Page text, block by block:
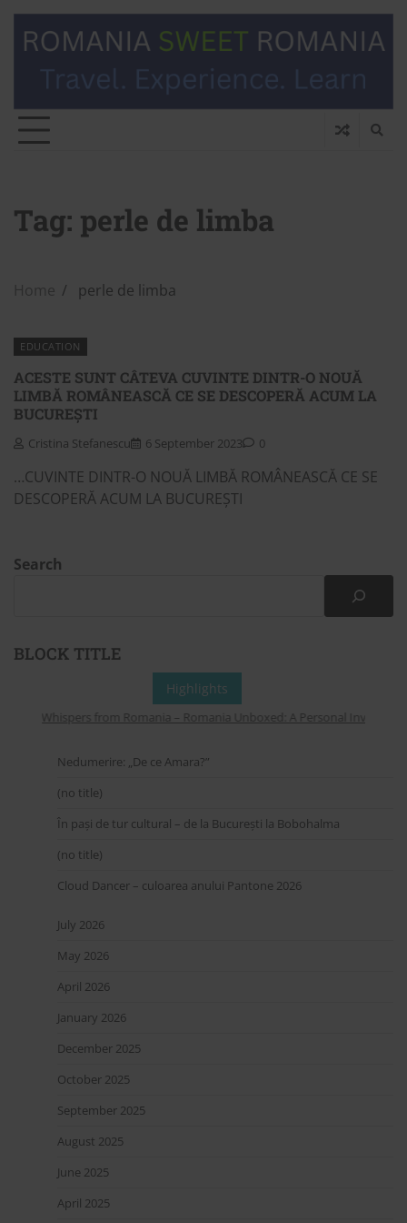
Tag: perle de limba
Home perle de limba
EDUCATION
ACESTE SUNT CÂTEVA CUVINTE DINTR-O NOUĂ
LIMBĂ ROMÂNEASCĂ CE SE DESCOPERĂ ACUM LA
BUCUREȘTI
Cristina Stefanescu 6 September 2023 0
…CUVINTE DINTR-O NOUĂ LIMBĂ ROMÂNEASCĂ CE SE
DESCOPERĂ ACUM LA BUCUREȘTI
Search
BLOCK TITLE
Highlights
Whispers from Romania – Romania Unboxed: A Personal
Nedumerire: „De ce Amara?”
(no title)
În pași de tur cultural – de la București la Bobohalma
(no title)
Cloud Dancer – culoarea anului Pantone 2026
July 2026
May 2026
April 2026
January 2026
December 2025
October 2025
September 2025
August 2025
June 2025
April 2025